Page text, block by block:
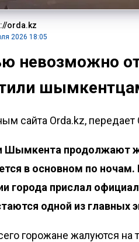
orda.kz
2026 18:05
невозможно
сайта Orda.kz, передает
Шымкента продолжают
в основном по ночам.
города прислал
одной из
горожане жалуются на